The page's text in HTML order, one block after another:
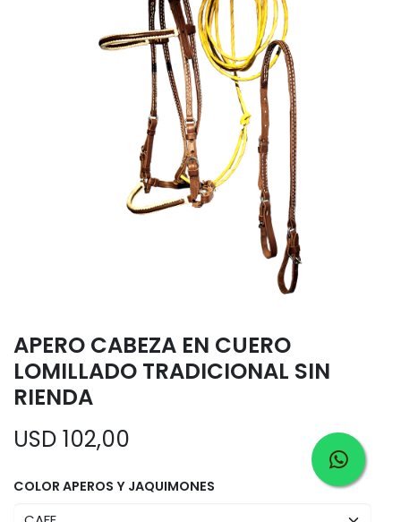
APERO CABEZA EN CUERO
LOMILLADO TRADICIONAL SIN
RIENDA
USD 102,00
COLOR APEROS Y JAQUIMONES